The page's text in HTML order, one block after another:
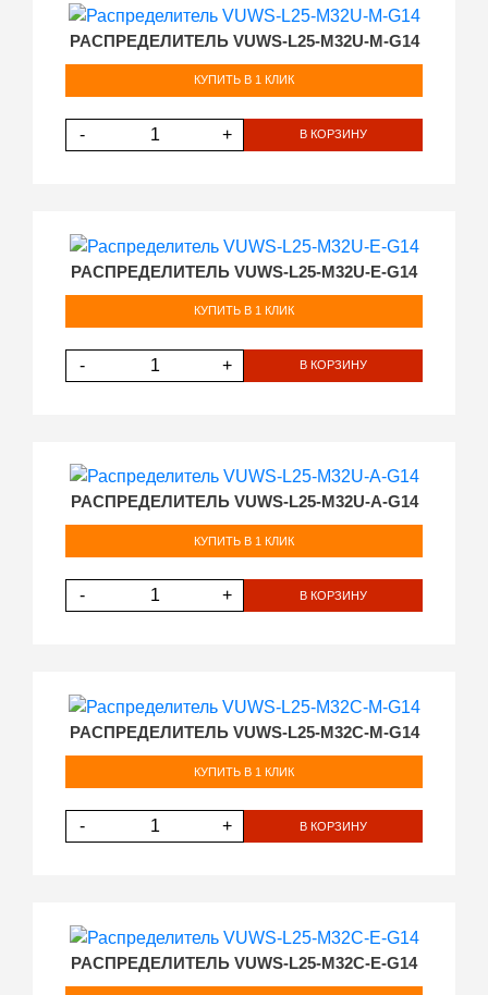
РАСПРЕДЕЛИТЕЛЬ VUWS-L25-M32U-M-G14
КУПИТЬ В 1 КЛИК
- + В КОРЗИНУ
РАСПРЕДЕЛИТЕЛЬ VUWS-L25-M32U-E-G14
КУПИТЬ В 1 КЛИК
- + В КОРЗИНУ
РАСПРЕДЕЛИТЕЛЬ VUWS-L25-M32U-A-G14
КУПИТЬ В 1 КЛИК
- + В КОРЗИНУ
РАСПРЕДЕЛИТЕЛЬ VUWS-L25-M32C-M-G14
КУПИТЬ В 1 КЛИК
- + В КОРЗИНУ
РАСПРЕДЕЛИТЕЛЬ VUWS-L25-M32C-E-G14